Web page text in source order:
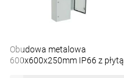
Obudowa metalowa
600x600x250mm IP66 z płytą